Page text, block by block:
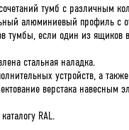
тумб с различным
алюминиевый профиль с
тумбы, если один из
стальная наладка.
устройств, а
верстака навесным
RAL.